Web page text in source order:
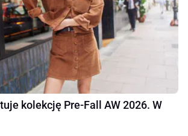
kolekcję Pre-Fall AW 2026. W